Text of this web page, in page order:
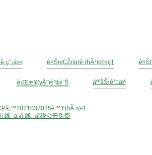
é¤Š(yÇŽng)è­·(hÃ¹)ç®¡ç†
è¡Œæ¥­(yÃ¨)è³‡è¨Š äººåŠ›è³‡æº
o)-1
线_a 在线_超碰公开免费